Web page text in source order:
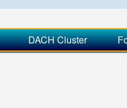
DACH Cluster